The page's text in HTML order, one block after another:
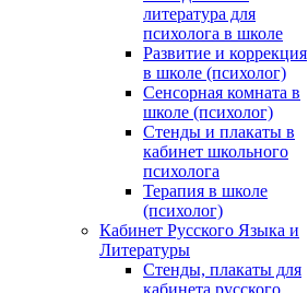
литература для
психолога в школе
Развитие и коррекция
в школе (психолог)
Сенсорная комната в
школе (психолог)
Стенды и плакаты в
кабинет школьного
психолога
Терапия в школе
(психолог)
Кабинет Русского Языка и
Литературы
Стенды, плакаты для
кабинета русского